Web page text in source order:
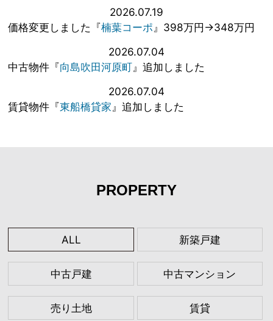
2026.07.19
価格変更しました『楠葉コーポ』398万円→348万円
2026.07.04
中古物件『向島吹田河原町』追加しました
2026.07.04
賃貸物件『東船橋貸家』追加しました
PROPERTY
ALL 新築戸建
中古戸建 中古マンション
売り土地 賃貸